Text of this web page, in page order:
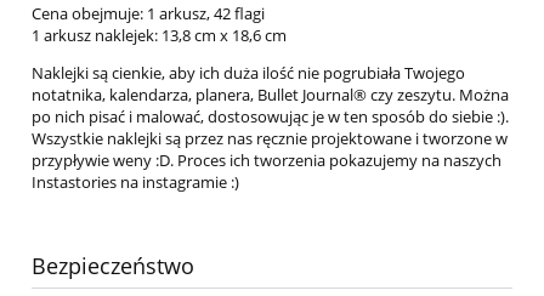
Cena obejmuje: 1 arkusz, 42 flagi
1 arkusz naklejek: 13,8 cm x 18,6 cm
Naklejki są cienkie, aby ich duża ilość nie pogrubiała Twojego
notatnika, kalendarza, planera, Bullet Journal® czy zeszytu. Można
po nich pisać i malować, dostosowując je w ten sposób do siebie :).
Wszystkie naklejki są przez nas ręcznie projektowane i tworzone w
przypływie weny :D. Proces ich tworzenia pokazujemy na naszych
Instastories na instagramie :)
Bezpieczeństwo